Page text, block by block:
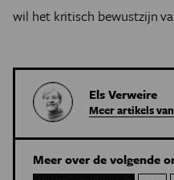
wil het kritisch bewustzijn
Els Verweire
Meer artikels
Meer over de volgende